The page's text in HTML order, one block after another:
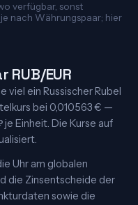
verfügbar, sonst
nach Währungspaar; hier
EUR
viel ein Russischer Rubel
bei 0,010563 € —
Einheit. Die Kurse auf
Uhr am globalen
die Zinsentscheide der
sowie die